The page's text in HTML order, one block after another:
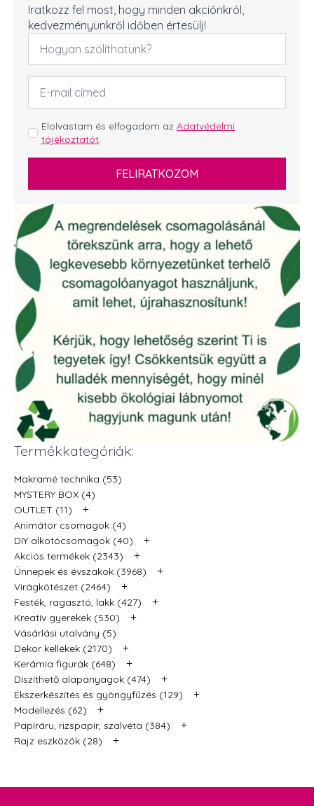
Iratkozz fel most, hogy minden akciónkról,
kedvezményünkről időben értesülj!
Név
Email
cím
GDPR
*
Elolvastam és elfogadom az Adatvédelmi
tájékoztatót.
FELIRATKOZOM
Termékkategóriák:
Makramé technika (53)
MYSTERY BOX (4)
OUTLET (11)
+
Animátor csomagok (4)
DIY alkotócsomagok (40)
+
Akciós termékek (2343) +
Ünnepek és évszakok (3968) +
Virágkötészet (2464) +
Festék, ragasztó, lakk (427) +
Kreatív gyerekek (530) +
Vásárlási utalvány (5)
Dekor kellékek (2170)
+
Kerámia figurák (648) +
Díszíthető alapanyagok (474) +
Ékszerkészítés és gyöngyfűzés (129) +
Modellezés (62) +
Papíráru, rizspapír, szalvéta (384) +
Rajz eszközök (28) +